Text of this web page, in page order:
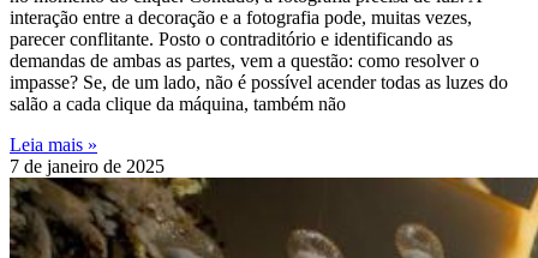
interação entre a decoração e a fotografia pode, muitas vezes,
parecer conflitante. Posto o contraditório e identificando as
demandas de ambas as partes, vem a questão: como resolver o
impasse? Se, de um lado, não é possível acender todas as luzes do
salão a cada clique da máquina, também não
Leia mais »
7 de janeiro de 2025